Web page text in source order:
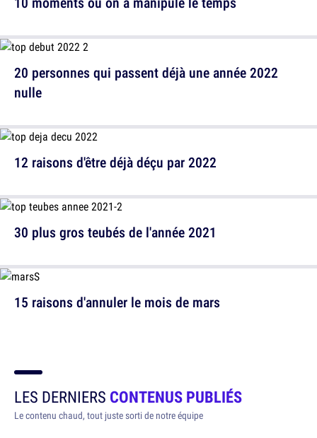
12 raisons d'être déjà déçu par 2022
15 raisons d'annuler le mois de mars
20 personnes qui passent déjà une année 2022
nulle
30 plus gros teubés de l'année 2021
LES DERNIERS CONTENUS PUBLIÉS
Le contenu chaud, tout juste sorti de notre équipe